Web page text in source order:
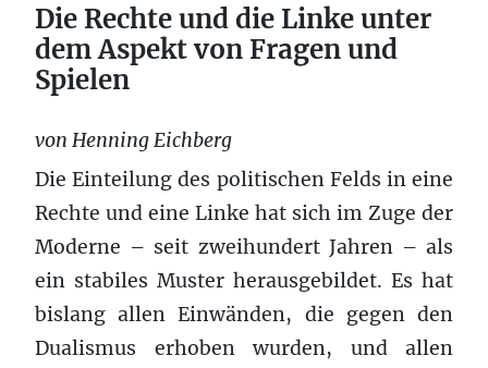
Die Rechte und die Linke unter
dem Aspekt von Fragen und
Spielen
von Henning Eichberg
Die Einteilung des politischen Felds in eine
Rechte und eine Linke hat sich im Zuge der
Moderne – seit zweihundert Jahren – als
ein stabiles Muster herausgebildet. Es hat
bislang allen Einwänden, die gegen den
Dualismus erhoben wurden, und allen